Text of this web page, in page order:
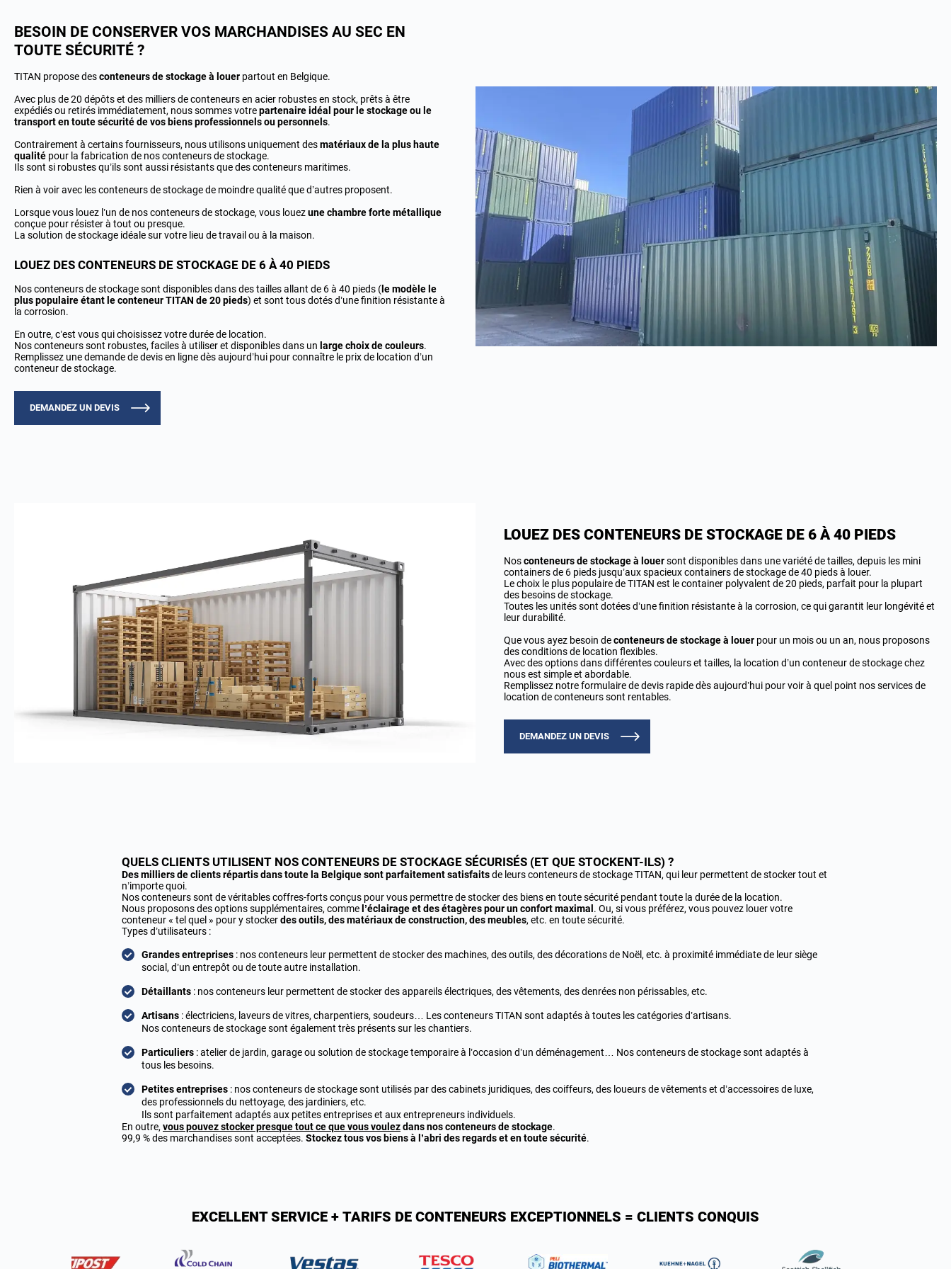
BESOIN DE CONSERVER VOS MARCHANDISES AU SEC EN
TOUTE SÉCURITÉ ?
TITAN propose desconteneurs de stockage à louer partout en Belgique.
Avec plus de 20 dépôts et des milliers de conteneurs en acier robustes en stock, prêts à être
expédiés ou retirés immédiatement, nous sommes votrepartenaire idéal pour le stockage ou le
transport en toute sécurité de vos biens professionnels ou personnels.
Contrairement à certains fournisseurs, nous utilisons uniquement desmatériaux de la plus haute
qualité pour la fabrication de nos conteneurs de stockage.
Ils sont si robustes qu’ils sont aussi résistants que des conteneurs maritimes.
Rien à voir avec les conteneurs de stockage de moindre qualité que d’autres proposent.
Lorsque vous louez l’un de nos conteneurs de stockage, vous louezune chambre forte métallique
conçue pour résister à tout ou presque.
La solution de stockage idéale sur votre lieu de travail ou à la maison.
LOUEZ DES CONTENEURS DE STOCKAGE DE 6 À 40 PIEDS
Nos conteneurs de stockage sont disponibles dans des tailles allant de 6 à 40 pieds (le modèle le
plus populaire étant le conteneur TITAN de 20 pieds) et sont tous dotés d’une finition résistante à
la corrosion.
En outre, c’est vous qui choisissez votre durée de location.
Nos conteneurs sont robustes, faciles à utiliser et disponibles dans un large choix de couleurs.
Remplissez une demande de devis en ligne dès aujourd’hui pour connaître le prix de location d’un
conteneur de stockage.
DEMANDEZ UN DEVIS
LOUEZ DES CONTENEURS DE STOCKAGE DE 6 À 40 PIEDS
Nosconteneurs de stockage à louersont disponibles dans une variété de tailles, depuis les mini
containers de 6 pieds jusqu’aux spacieux containers de stockage de 40 pieds à louer.
Le choix le plus populaire de TITAN est le container polyvalent de 20 pieds, parfait pour la plupart
des besoins de stockage.
Toutes les unités sont dotées d’une finition résistante à la corrosion, ce qui garantit leur longévité et
leur durabilité.
Que vous ayez besoin deconteneurs de stockage à louer pour un mois ou un an, nous proposons
des conditions de location flexibles.
Avec des options dans différentes couleurs et tailles, la location d’un conteneur de stockage chez
nous est simple et abordable.
Remplissez notre formulaire de devis rapide dès aujourd’hui pour voir à quel point nos services de
location de conteneurs sont rentables.
DEMANDEZ UN DEVIS
QUELS CLIENTS UTILISENT NOS CONTENEURS DE STOCKAGE SÉCURISÉS (ET QUE STOCKENT-ILS) ?
Des milliers de clients répartis dans toute la Belgique sont parfaitement satisfaitsde leurs conteneurs de stockage TITAN, qui leur permettent de stocker tout et
n’importe quoi.
Nos conteneurs sont de véritables coffres-forts conçus pour vous permettre de stocker des biens en toute sécurité pendant toute la durée de la location.
Nous proposons des options supplémentaires, comme l’éclairage et des étagères pour un confort maximal . Ou, si vous préférez, vous pouvez louer votre
conteneur « tel quel » pour y stockerdes outils, des matériaux de construction, des meubles, etc. en toute sécurité.
Types d’utilisateurs :
Grandes entreprises : nos conteneurs leur permettent de stocker des machines, des outils, des décorations de Noël, etc. à proximité immédiate de leur siège
social, d’un entrepôt ou de toute autre installation.
Détaillants : nos conteneurs leur permettent de stocker des appareils électriques, des vêtements, des denrées non périssables, etc.
Artisans : électriciens, laveurs de vitres, charpentiers, soudeurs… Les conteneurs TITAN sont adaptés à toutes les catégories d’artisans.
Nos conteneurs de stockage sont également très présents sur les chantiers.
Particuliers : atelier de jardin, garage ou solution de stockage temporaire à l’occasion d’un déménagement… Nos conteneurs de stockage sont adaptés à
tous les besoins.
Petites entreprises : nos conteneurs de stockage sont utilisés par des cabinets juridiques, des coiffeurs, des loueurs de vêtements et d’accessoires de luxe,
des professionnels du nettoyage, des jardiniers, etc.
Ils sont parfaitement adaptés aux petites entreprises et aux entrepreneurs individuels.
En outre, vous pouvez stocker presque tout ce que vous voulezdans nos conteneurs de stockage.
99,9 % des marchandises sont acceptées. Stockez tous vos biens à l’abri des regards et en toute sécurité.
EXCELLENT SERVICE + TARIFS DE CONTENEURS EXCEPTIONNELS = CLIENTS CONQUIS